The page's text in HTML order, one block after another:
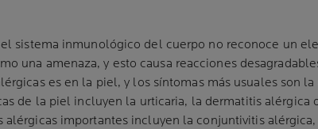
sistema inmunológico del cuerpo no reconoce un
una amenaza, y esto causa reacciones
es en la piel, y los síntomas más usuales son
de la piel incluyen la urticaria, la dermatitis alérgica
alérgicas importantes incluyen la conjuntivitis